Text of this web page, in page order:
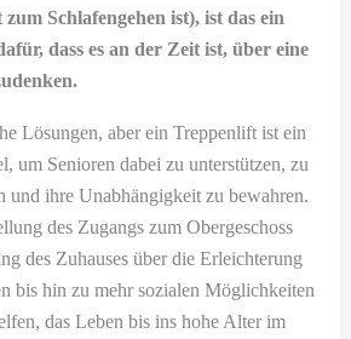
zum Schlafengehen ist), ist das ein
dass es an der Zeit ist, über eine
Lösungen, aber ein Treppenlift ist ein
um Senioren dabei zu unterstützen, zu
und ihre Unabhängigkeit zu bewahren.
des Zugangs zum Obergeschoss
des Zuhauses über die Erleichterung
bis hin zu mehr sozialen Möglichkeiten
das Leben bis ins hohe Alter im